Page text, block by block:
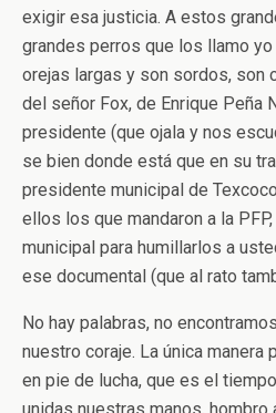
exigir esa justicia. A estos
grandes perros que los llamo
orejas largas y son sordos, son
del señor Fox, de Enrique Peña
presidente (que ojala y nos
se bien donde está que en su
presidente municipal de
ellos los que mandaron a la
municipal para humillarlos a
ese documental (que al rato
No hay palabras, no
nuestro coraje. La única manera
en pie de lucha, que es el